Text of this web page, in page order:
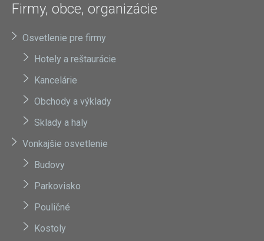
Firmy, obce, organizácie
Osvetlenie pre firmy
Hotely a reštaurácie
Kancelárie
Obchody a výklady
Sklady a haly
Vonkajšie osvetlenie
Budovy
Parkovisko
Pouličné
Kostoly